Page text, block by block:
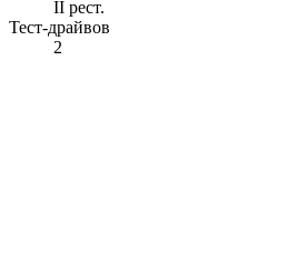
II рест.
Тест-драйвов
2